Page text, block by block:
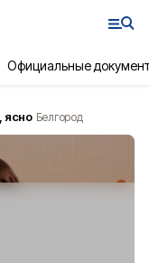
Официальные
ясно Белгород